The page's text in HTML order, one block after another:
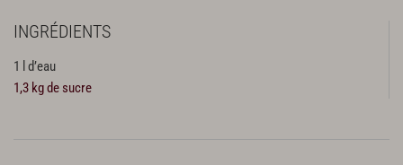
INGRÉDIENTS
1 l d’eau
1,3 kg de sucre